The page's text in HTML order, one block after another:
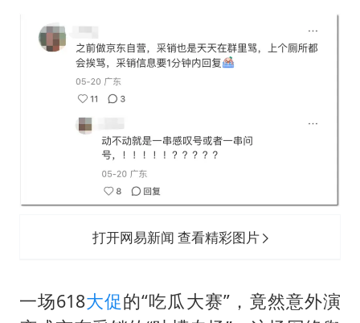
打开网易新闻 查看精彩图片
一场618大促的“吃瓜大赛”，竟然意外演